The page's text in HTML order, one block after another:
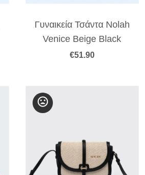
Γυναικεία Τσάντα Nolah
Venice Beige Black
€51.90